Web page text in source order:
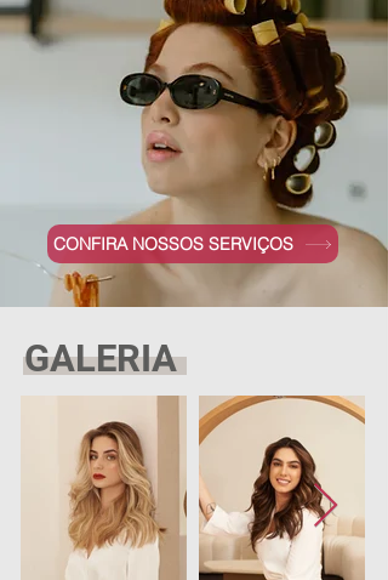
CONFIRA NOSSOS SERVIÇOS
GALERIA